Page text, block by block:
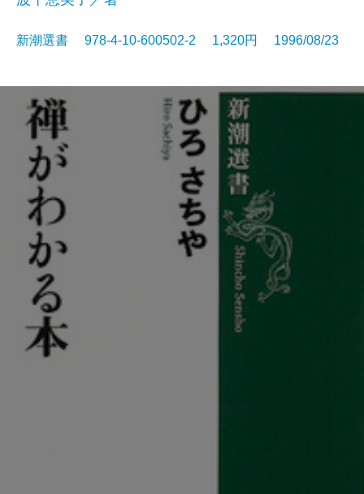
新潮選書 978-4-10-600502-2 1,320円 1996/08/23